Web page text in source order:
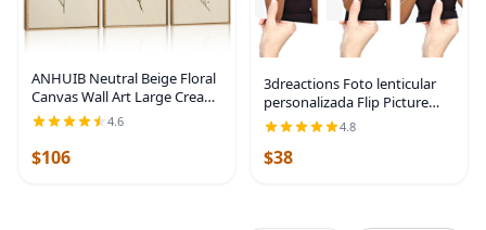
ANHUIB Neutral Beige Floral
Canvas Wall Art Large Cream
Botanical Wall Decor Vintage
Minimalist Modern Paintings
16x12 Inch Set of 3 for Living
Room
4.6
$106
3dreactions Foto lenticular
personalizada Flip Picture
FLOTO, volteando imágenes
hechas a medida de tus fotos
pasan de una imagen a otra
4.8
$38